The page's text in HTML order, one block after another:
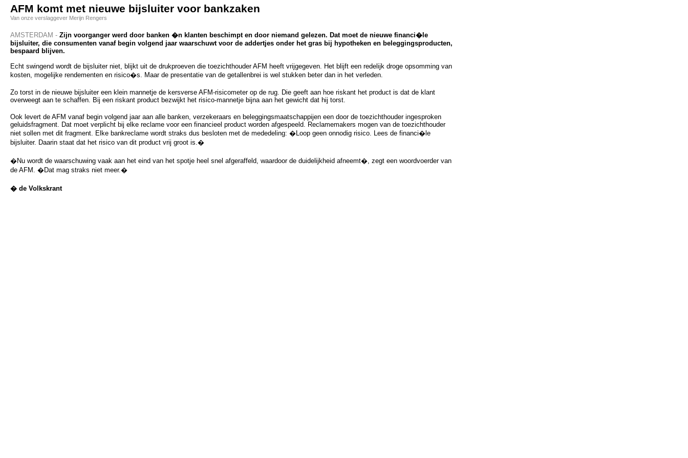
AFM komt met nieuwe bijsluiter voor bankzaken
Van onze verslaggever Merijn Rengers
AMSTERDAM - Zijn voorganger werd door banken �n klanten beschimpt en door niemand gelezen. Dat moet de nieuwe financi�le
bijsluiter, die consumenten vanaf begin volgend jaar waarschuwt voor de addertjes onder het gras bij hypotheken en beleggingsproducten,
bespaard blijven.
Echt swingend wordt de bijsluiter niet, blijkt uit de drukproeven die toezichthouder AFM heeft vrijgegeven. Het blijft een redelijk droge opsomming van
kosten, mogelijke rendementen en risico�s. Maar de presentatie van de getallenbrei is wel stukken beter dan in het verleden.
Zo torst in de nieuwe bijsluiter een klein mannetje de kersverse AFM-risicometer op de rug. Die geeft aan hoe riskant het product is dat de klant
overweegt aan te schaffen. Bij een riskant product bezwijkt het risico-mannetje bijna aan het gewicht dat hij torst.
Ook levert de AFM vanaf begin volgend jaar aan alle banken, verzekeraars en beleggingsmaatschappijen een door de toezichthouder ingesproken
geluidsfragment. Dat moet verplicht bij elke reclame voor een financieel product worden afgespeeld. Reclamemakers mogen van de toezichthouder
niet sollen met dit fragment. Elke bankreclame wordt straks dus besloten met de mededeling: �Loop geen onnodig risico. Lees de financi�le
bijsluiter. Daarin staat dat het risico van dit product vrij groot is.�
�Nu wordt de waarschuwing vaak aan het eind van het spotje heel snel afgeraffeld, waardoor de duidelijkheid afneemt�, zegt een woordvoerder van
de AFM. �Dat mag straks niet meer.�
� de Volkskrant